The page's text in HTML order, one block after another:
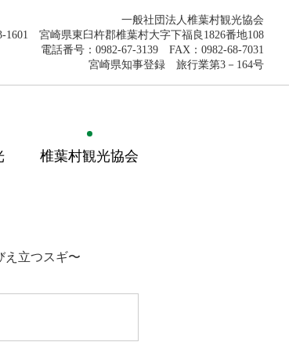
一般社団法人椎葉村観光協会
1601 宮崎県東臼杵郡椎葉村大字下福良1826番地108
電話番号：0982-67-3139 FAX：0982-68-7031
宮崎県知事登録 旅行業第3－164号
椎葉村観光協会
え立つスギ〜